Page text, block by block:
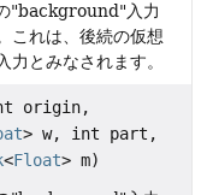
"background"入力
これは、後続の仮想
とみなされます。
origin,
> w, int part,
<Float> m)